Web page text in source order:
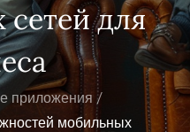
для
приложения
мобильных